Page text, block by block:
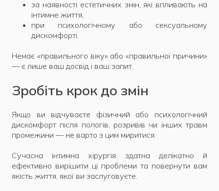
за наявності естетичних змін, які впливають на
інтимне життя;
при психологічному або сексуальному
дискомфорті.
Немає «правильного віку» або «правильної причини»
— є лише ваш досвід і ваш запит.
Зробіть крок до змін
Якщо ви відчуваєте фізичний або психологічний
дискомфорт після пологів, розривів чи інших травм
промежини — не варто з цим миритися.
Сучасна інтимна хірургія здатна делікатно й
ефективно вирішити ці проблеми та повернути вам
якість життя, якої ви заслуговуєте.